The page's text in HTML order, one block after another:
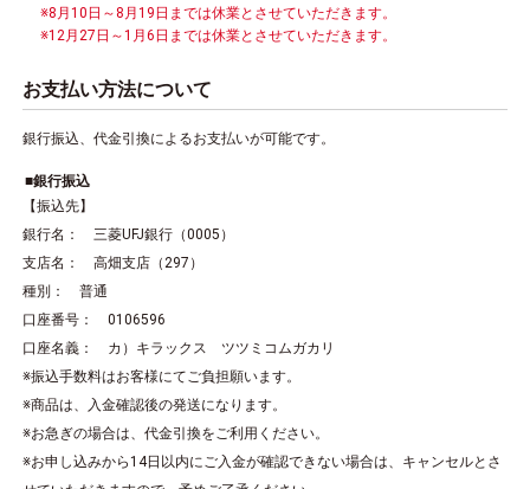
※8月10日～8月19日までは休業とさせていただきます。
※12月27日～1月6日までは休業とさせていただきます。
お支払い方法について
銀行振込、代金引換によるお支払いが可能です。
銀行振込
【振込先】
銀行名： 三菱UFJ銀行（0005）
支店名： 高畑支店（297）
種別： 普通
口座番号： 0106596
口座名義： カ）キラックス ツツミコムガカリ
※振込手数料はお客様にてご負担願います。
※商品は、入金確認後の発送になります。
※お急ぎの場合は、代金引換をご利用ください。
※お申し込みから14日以内にご入金が確認できない場合は、キャンセルとさ